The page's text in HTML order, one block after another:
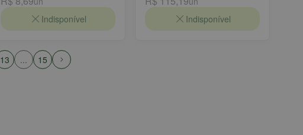
Indisponível
Indisponível
13 ... 15